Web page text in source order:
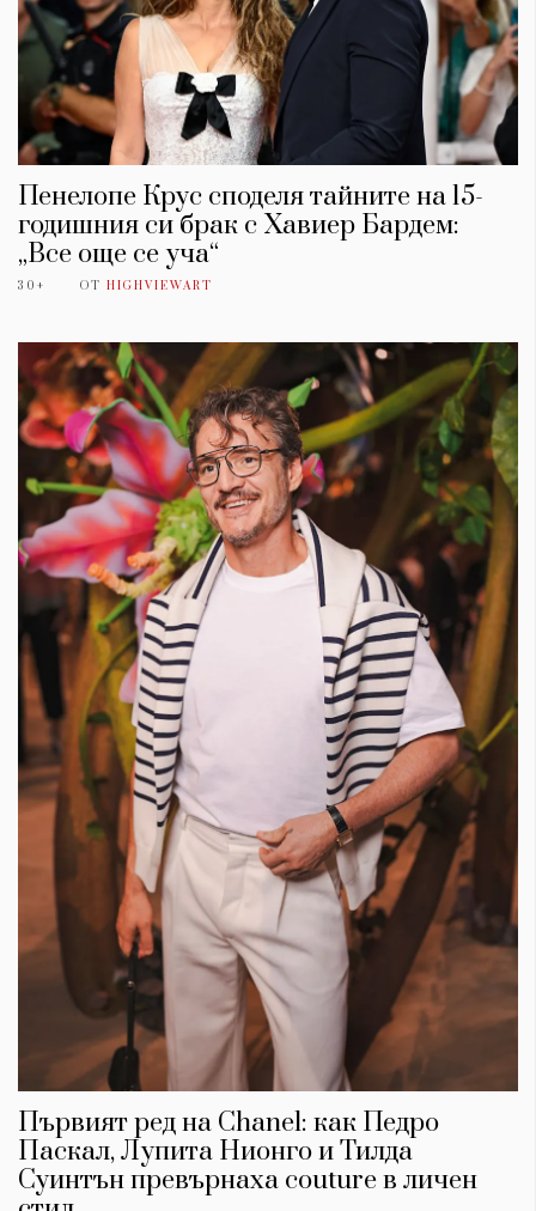
Пенелопе Крус споделя тайните на 15-
годишния си брак с Хавиер Бардем:
„Все още се уча“
30+ ОТ HIGHVIEWART
Първият ред на Chanel: как Педро
Паскал, Лупита Нионго и Тилда
Суинтън превърнаха couture в личен
КАТЕГОРИИ
Wine&Dine
Подкасти
Мода
Dialogue
Изкуство
Красота
Цветно
Гурме
Пътувай
Wellness
ЗА НАС
Условия за
ползване
Политика за
поверителност
ModerenDom
СЛЕДВАЙТЕ НИ
Facebook Instagram Twitter
Pinterest
YouTube
Spotify Soundcloud
Ако нашият сайт ви харесва, можете да се абонирате за
седмичния ни нюзлетър тук:
© 2026, HighViewArt | Всички права запазени